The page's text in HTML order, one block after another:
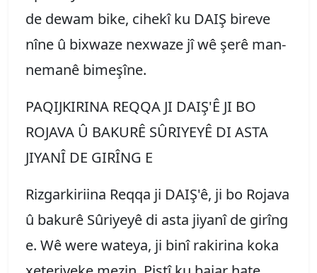
de dewam bike, cihekî ku DAIŞ bireve
nîne û bixwaze nexwaze jî wê şerê man-
nemanê bimeşîne.
PAQIJKIRINA REQQA JI DAIŞ'Ê JI BO
ROJAVA Û BAKURÊ SÛRIYEYÊ DI ASTA
JIYANÎ DE GIRÎNG E
Rizgarkiriina Reqqa ji DAIŞ'ê, ji bo Rojava
û bakurê Sûriyeyê di asta jiyanî de girîng
e. Wê were wateya, ji binî rakirina koka